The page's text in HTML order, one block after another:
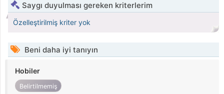
Saygı duyulması gereken kriterlerim
Özelleştirilmiş kriter yok
Beni daha iyi tanıyın
Hobiler
Belirtilmemiş